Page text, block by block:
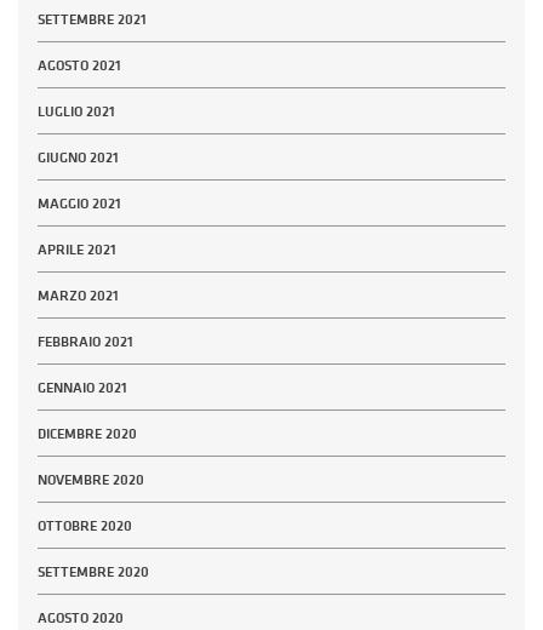
SETTEMBRE 2021
AGOSTO 2021
LUGLIO 2021
GIUGNO 2021
MAGGIO 2021
APRILE 2021
MARZO 2021
FEBBRAIO 2021
GENNAIO 2021
DICEMBRE 2020
NOVEMBRE 2020
OTTOBRE 2020
SETTEMBRE 2020
AGOSTO 2020